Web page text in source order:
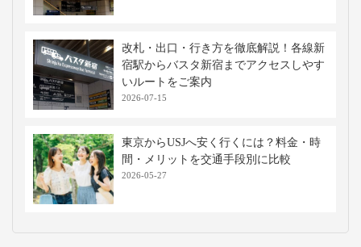
改札・出口・行き方を徹底解説！各線新
宿駅からバスタ新宿までアクセスしやす
いルートをご案内
2026-07-15
東京からUSJへ安く行くには？料金・時
間・メリットを交通手段別に比較
2026-05-27